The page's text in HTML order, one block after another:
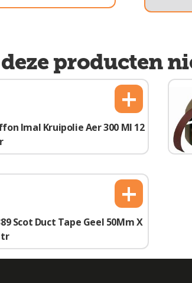
producten
Imal Kruipolie Aer 300 Ml 12
+
Scot Duct Tape Geel 50Mm X
+